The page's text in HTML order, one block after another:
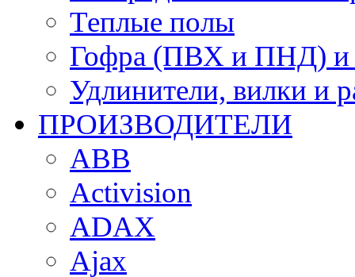
Теплые полы
Гофра (ПВХ и ПНД) и
Удлинители, вилки и
ПРОИЗВОДИТЕЛИ
ABB
Activision
ADAX
Ajax